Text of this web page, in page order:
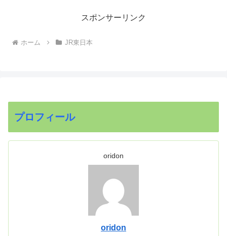
スポンサーリンク
ホーム JR東日本
プロフィール
oridon
oridon